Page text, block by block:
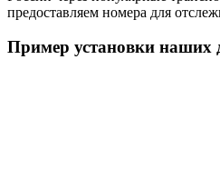
предоставляем номера для
Пример установки наших